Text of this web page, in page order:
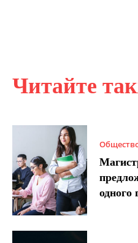
Читайте
одного